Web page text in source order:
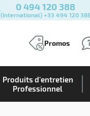
0 494 120 388
(International) +33 494 120
Promos
Produits d'entretien
Professionnel